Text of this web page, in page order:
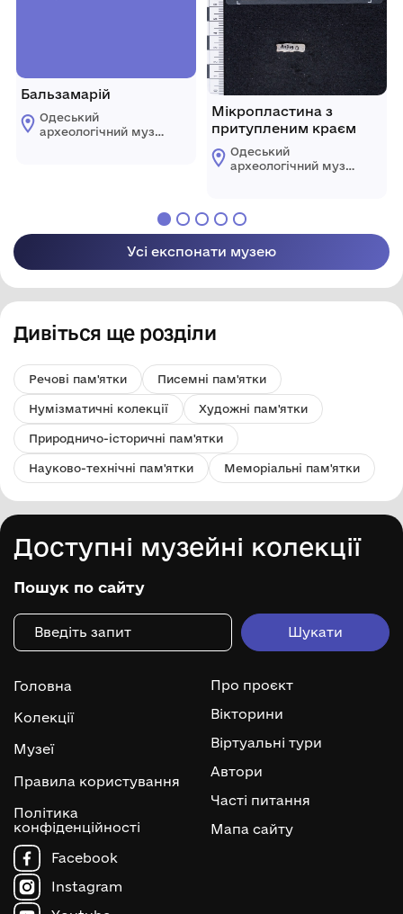
Бальзамарій
Одеський
археологічний музей
Мікропластина з
притупленим краєм
Одеський
археологічний музей
Усі експонати музею
Дивіться ще розділи
Речові пам'ятки Писемні пам'ятки
Нумізматичні колекції Художні пам'ятки
Природничо-історичні пам'ятки
Науково-технічні пам'ятки Меморіальні пам'ятки
Доступні музейні колекції
Пошук по сайту
Головна
Колекції
Музеї
Правила користування
Політика
конфіденційності
Про проєкт
Вікторини
Віртуальні тури
Автори
Часті питання
Мапа сайту
Facebook
Instagram